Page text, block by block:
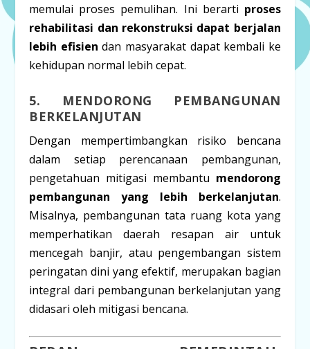
memulai proses pemulihan. Ini berarti proses
rehabilitasi dan rekonstruksi dapat berjalan
lebih efisien dan masyarakat dapat kembali ke
kehidupan normal lebih cepat.
5. MENDORONG PEMBANGUNAN
BERKELANJUTAN
Dengan mempertimbangkan risiko bencana
dalam setiap perencanaan pembangunan,
pengetahuan mitigasi membantu mendorong
pembangunan yang lebih berkelanjutan.
Misalnya, pembangunan tata ruang kota yang
memperhatikan daerah resapan air untuk
mencegah banjir, atau pengembangan sistem
peringatan dini yang efektif, merupakan bagian
integral dari pembangunan berkelanjutan yang
didasari oleh mitigasi bencana.